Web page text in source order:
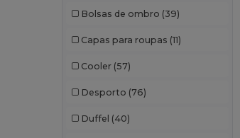
Bolsas de ombro (39)
Capas para roupas (11)
Cooler (57)
Desporto (76)
Duffel (40)